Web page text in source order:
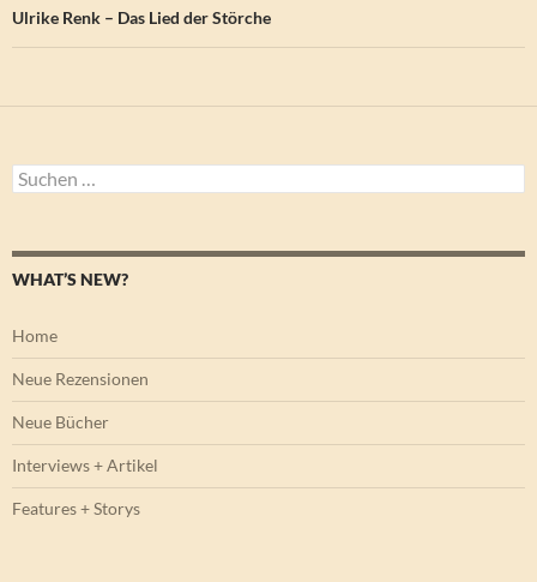
Ulrike Renk – Das Lied der Störche
Suchen
nach:
WHAT’S NEW?
Home
Neue Rezensionen
Neue Bücher
Interviews + Artikel
Features + Storys